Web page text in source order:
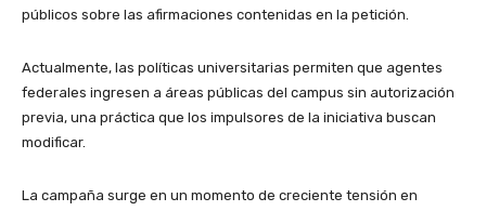
públicos sobre las afirmaciones contenidas en la petición.
Actualmente, las políticas universitarias permiten que agentes
federales ingresen a áreas públicas del campus sin autorización
previa, una práctica que los impulsores de la iniciativa buscan
modificar.
La campaña surge en un momento de creciente tensión en